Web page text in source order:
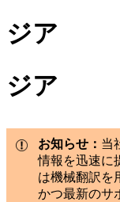
ジア
ジア
お知らせ： 当
情報を迅速に
は機械翻訳を
かつ最新のサ